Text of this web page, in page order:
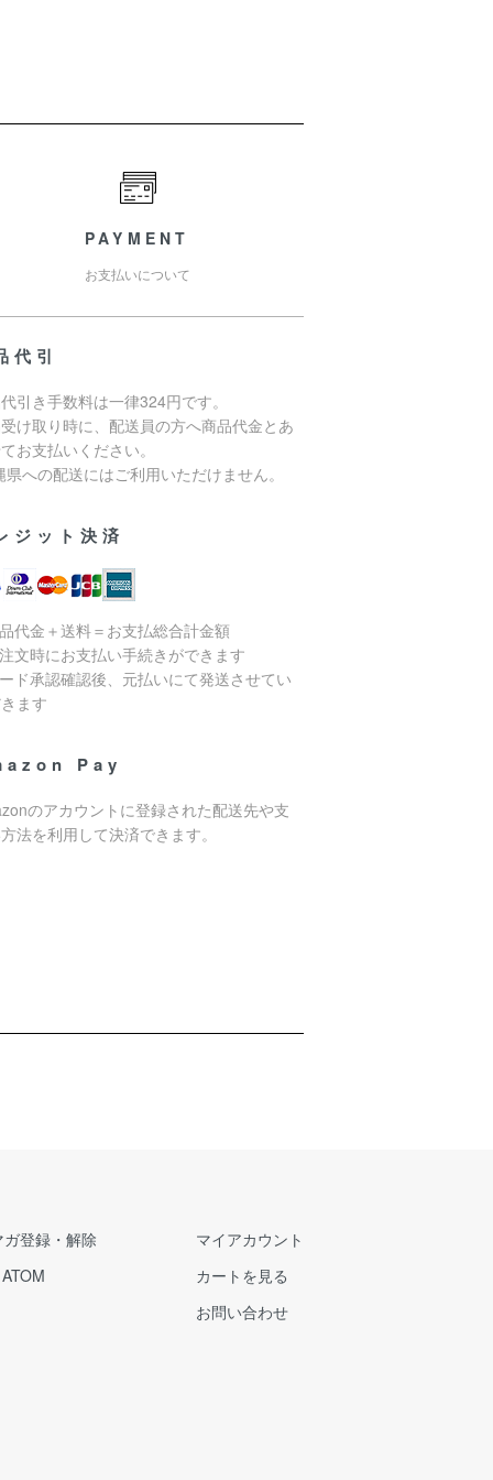
PAYMENT
お支払いについて
代引
引き手数料は一律324円です。
け取り時に、配送員の方へ商品代金とあ
お支払いください。
県への配送にはご利用いただけません。
ジット決済
代金＋送料＝お支払総合計金額
文時にお支払い手続きができます
ド承認確認後、元払いにて発送させてい
ます
Pay
のアカウントに登録された配送先や支
法を利用して決済できます。
ガ登録・解除
ATOM
マイアカウント
カートを見る
お問い合わせ